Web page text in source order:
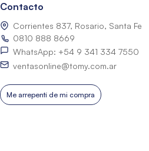
Contacto
Corrientes 837, Rosario, Santa Fe
0810 888 8669
WhatsApp: +54 9 341 334 7550
ventasonline@tomy.com.ar
Me arrepentí de mi compra